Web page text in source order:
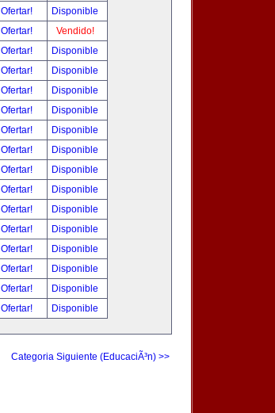
Ofertar!
Disponible
Ofertar!
Vendido!
Ofertar!
Disponible
Ofertar!
Disponible
Ofertar!
Disponible
Ofertar!
Disponible
Ofertar!
Disponible
Ofertar!
Disponible
Ofertar!
Disponible
Ofertar!
Disponible
Ofertar!
Disponible
Ofertar!
Disponible
Ofertar!
Disponible
Ofertar!
Disponible
Ofertar!
Disponible
Ofertar! Disponible
Categoria Siguiente (EducaciÃ³n) >>